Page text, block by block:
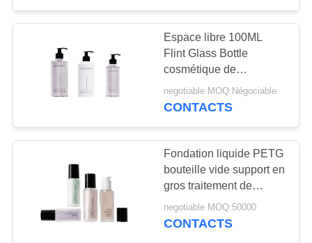
SPECTACLE
PROPOS
DE
NOUS
Bouteilles de
parfums en verre
vides
168
Flacons compte-
gouttes d'huile
84
Espace libre 100ML
Flint Glass Bottle
cosmétique de
Pilferproof
negotiable MOQ:Négociable
CONTACTS
Fondation liquide PETG
bouteille vide support en
gros traitement de
surface glacé ou poli
negotiable MOQ:50000
CONTACTS